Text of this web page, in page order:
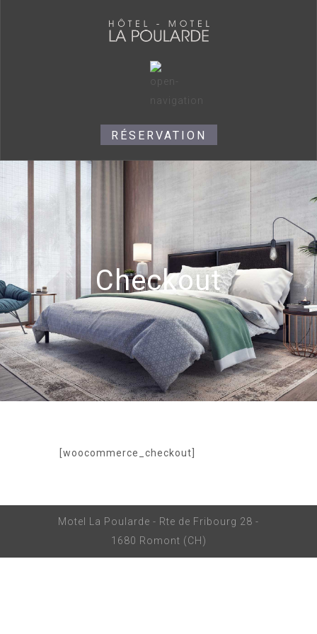
RÉSERVATION
Checkout
[woocommerce_checkout]
Motel La Poularde - Rte de Fribourg 28 -
1680 Romont (CH)